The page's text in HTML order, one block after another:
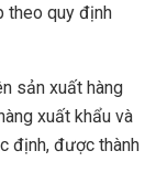
theo quy định
sản xuất hàng
xuất khẩu và
định, được thành